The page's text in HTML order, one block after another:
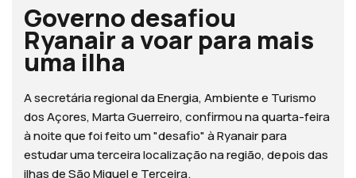
Governo desafiou
Ryanair a voar para mais
uma ilha
A secretária regional da Energia, Ambiente e Turismo
dos Açores, Marta Guerreiro, confirmou na quarta-feira
à noite que foi feito um "desafio" à Ryanair para
estudar uma terceira localização na região, depois das
ilhas de São Miguel e Terceira.